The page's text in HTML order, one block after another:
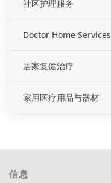
社区护理服务
Doctor Home Services
居家复健治疗
家用医疗用品与器材
信息